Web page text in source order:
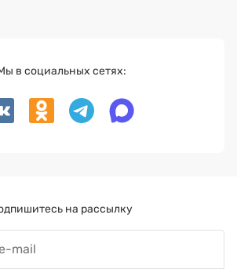
в социальных сетях:
на рассылку